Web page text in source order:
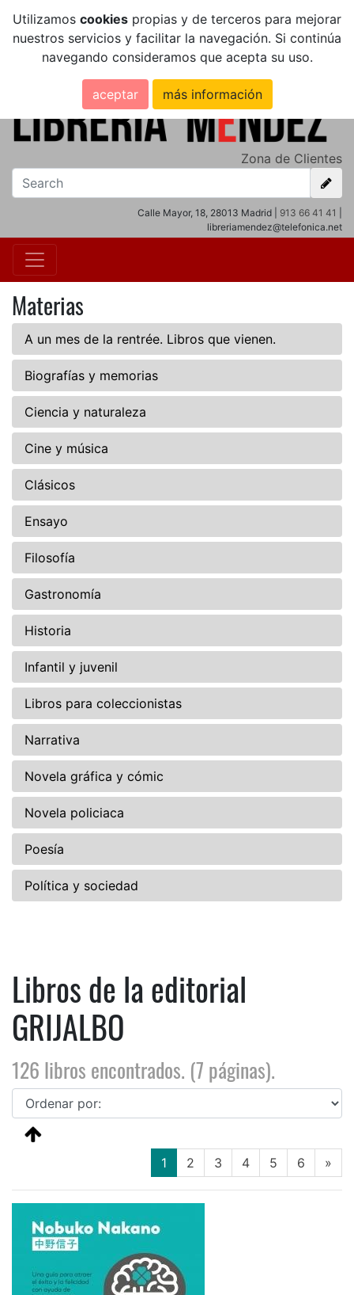
Utilizamos cookies propias y de terceros para mejorar
nuestros servicios y facilitar la navegación. Si continúa
navegando consideramos que acepta su uso.
aceptar más información
Zona de Clientes
Calle Mayor, 18, 28013 Madrid | 913 66 41 41
libreriamendez@telefonica.net
Materias
A un mes de la rentrée. Libros que vienen.
Biografías y memorias
Ciencia y naturaleza
Cine y música
Clásicos
Ensayo
Filosofía
Gastronomía
Historia
Infantil y juvenil
Libros para coleccionistas
Narrativa
Novela gráfica y cómic
Novela policiaca
Poesía
Política y sociedad
Libros de la editorial
GRIJALBO
126 libros encontrados. (7 páginas).
1 (current)
2 3 4 5 6 »